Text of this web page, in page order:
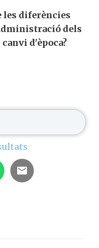
les diferències
dels
d'època?